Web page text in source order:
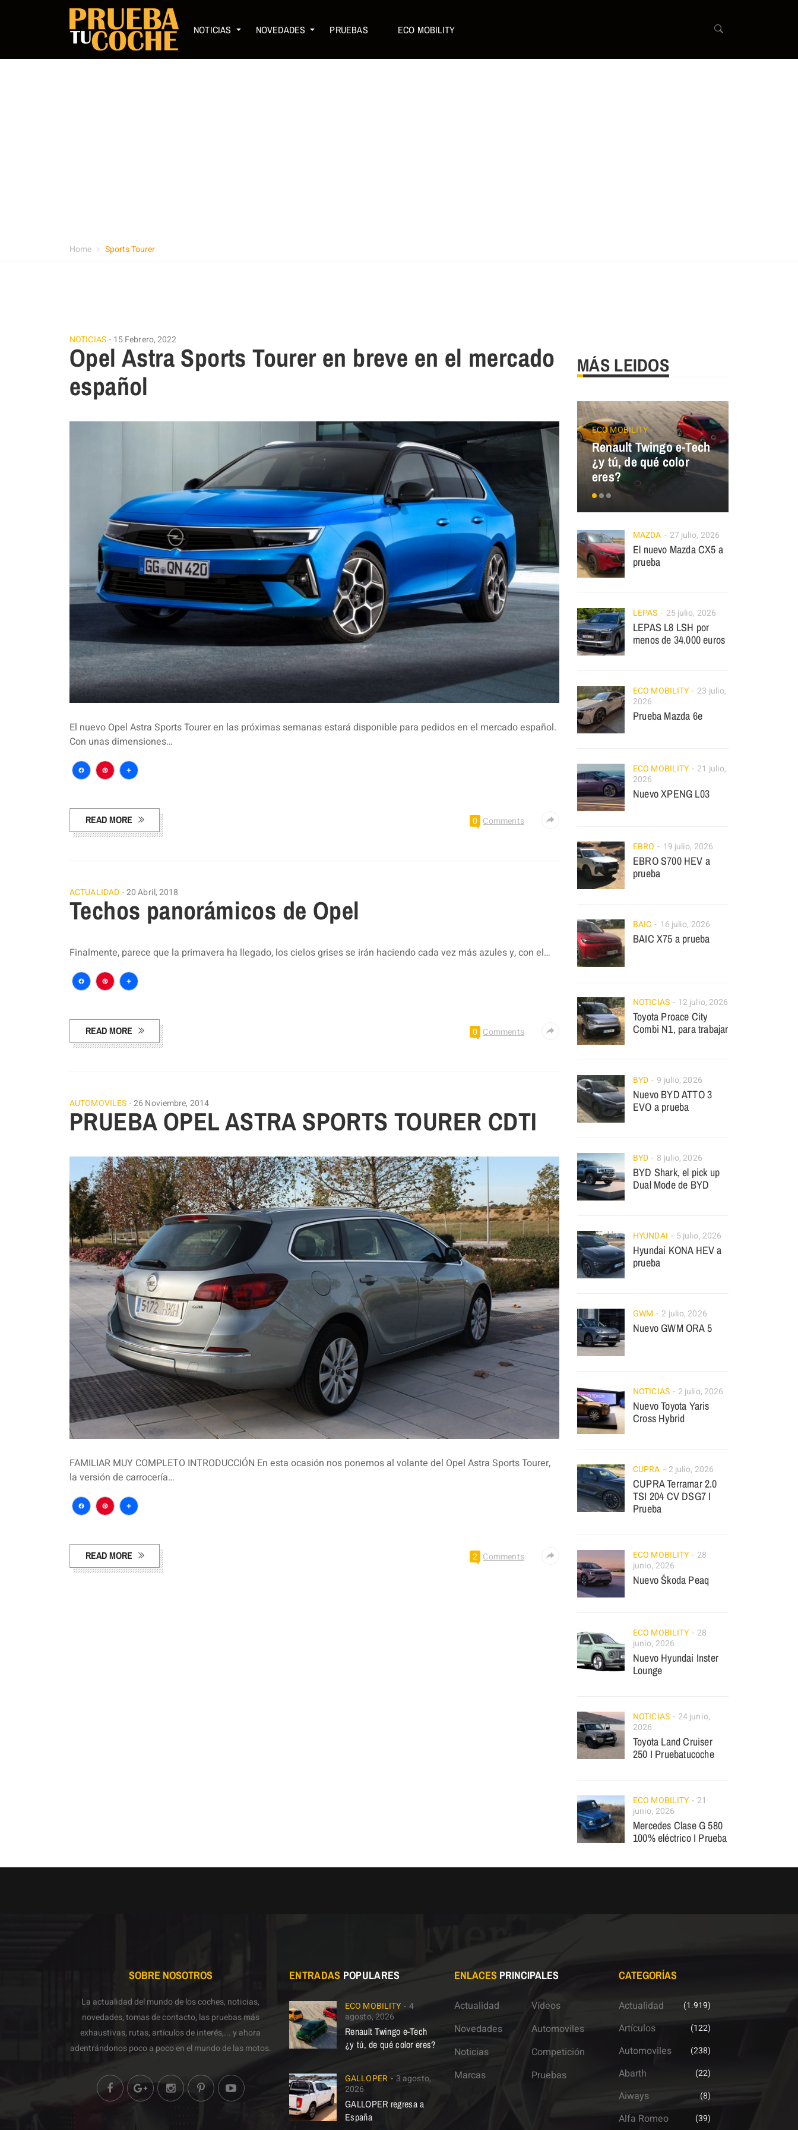
NOTICIAS NOVEDADES PRUEBAS ECO MOBILITY
Home Sports Tourer
NOTICIAS 15 Febrero, 2022
Opel Astra Sports Tourer en breve en el mercado
español
El nuevo Opel Astra Sports Tourer en las próximas semanas estará disponible para pedidos en el mercado español.
Con unas dimensiones…
Facebook
Pinterest
Compartir
READ MORE 0 Comments
ACTUALIDAD 20 Abril, 2018
Techos panorámicos de Opel
Finalmente, parece que la primavera ha llegado, los cielos grises se irán haciendo cada vez más azules y, con el…
Facebook
Pinterest
Compartir
READ MORE 0 Comments
AUTOMOVILES 26 Noviembre, 2014
PRUEBA OPEL ASTRA SPORTS TOURER CDTI
FAMILIAR MUY COMPLETO INTRODUCCIÓN En esta ocasión nos ponemos al volante del Opel Astra Sports Tourer,
la versión de carrocería…
Facebook
Pinterest
Compartir
READ MORE 2 Comments
MÁS LEIDOS
ECO MOBILITY
Renault Twingo e-Tech
¿y tú, de qué color
eres?
MAZDA 27 julio, 2026
El nuevo Mazda CX5 a
prueba
LEPAS 25 julio, 2026
LEPAS L8 LSH por
menos de 34.000 euros
ECO MOBILITY
23 julio,
2026
Prueba Mazda 6e
ECO MOBILITY
21 julio,
2026
Nuevo XPENG L03
EBRO 19 julio, 2026
EBRO S700 HEV a
prueba
BAIC 16 julio, 2026
BAIC X75 a prueba
NOTICIAS 12 julio, 2026
Toyota Proace City
Combi N1, para trabajar
BYD 9 julio, 2026
Nuevo BYD ATTO 3
EVO a prueba
BYD 8 julio, 2026
BYD Shark, el pick up
Dual Mode de BYD
HYUNDAI 5 julio, 2026
Hyundai KONA HEV a
prueba
GWM 2 julio, 2026
Nuevo GWM ORA 5
NOTICIAS 2 julio, 2026
Nuevo Toyota Yaris
Cross Hybrid
CUPRA 2 julio, 2026
CUPRA Terramar 2.0
TSI 204 CV DSG7 I
Prueba
ECO MOBILITY
28
junio, 2026
Nuevo Škoda Peaq
ECO MOBILITY
28
junio, 2026
Nuevo Hyundai Inster
Lounge
NOTICIAS
24 junio,
2026
Toyota Land Cruiser
250 I Pruebatucoche
ECO MOBILITY
21
junio, 2026
Mercedes Clase G 580
100% eléctrico I Prueba
SOBRE NOSOTROS
La actualidad del mundo de los coches, noticias,
novedades, tomas de contacto, las pruebas más
exhaustivas, rutas, artículos de interés,... y ahora
adentrándonos poco a poco en el mundo de las motos.
ENTRADAS POPULARES
ECO MOBILITY
4
agosto, 2026
Renault Twingo e-Tech
¿y tú, de qué color eres?
GALLOPER
3 agosto,
2026
GALLOPER regresa a
España
ENLACESPRINCIPALES
Actualidad
Novedades
Noticias
Marcas
Vídeos
Automoviles
Competición
Pruebas
CATEGORÍAS
Actualidad (1.919)
Artículos (122)
Automoviles (238)
Abarth (22)
Aiways (8)
Alfa Romeo (39)